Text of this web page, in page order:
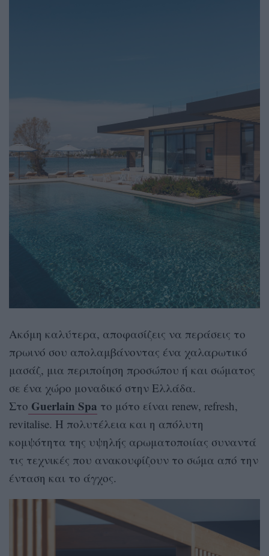
Ακόμη καλύτερα, αποφασίζεις να περάσεις το
πρωινό σου απολαμβάνοντας ένα χαλαρωτικό
μασάζ, μια περιποίηση προσώπου ή και σώματος
σε ένα χώρο μοναδικό στην Ελλάδα.
Στο Guerlain Spa το μότο είναι renew, refresh,
revitalise. H πολυτέλεια και η απόλυτη
κομψότητα της υψηλής αρωματοποιίας συναντά
τις τεχνικές που ανακουφίζουν το σώμα από την
ένταση και το άγχος.